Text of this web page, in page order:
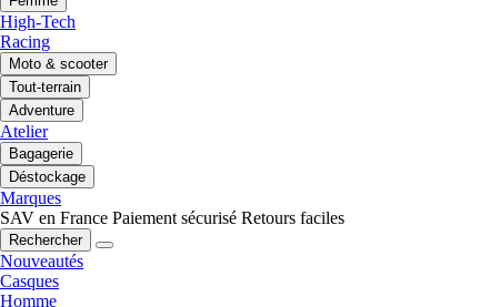
High-Tech
Racing
Moto & scooter
Tout-terrain
Adventure
Atelier
Bagagerie
Déstockage
Marques
SAV en France Paiement sécurisé Retours faciles
Rechercher
Nouveautés
Casques
Homme